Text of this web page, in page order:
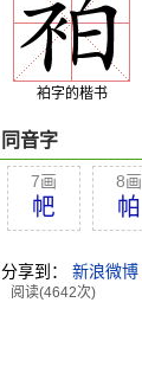
袙字的楷书
同音字
7画
帊
8画
帕
分享到： 新浪微博
阅读(4642次)